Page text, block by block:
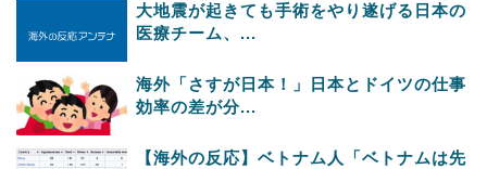
大地震が起きても手術をやり遂げる日本の
医療チーム、...
海外「さすが日本！」日本とドイツの仕事
効率の差が分...
【海外の反応】ベトナム人「ベトナムは先